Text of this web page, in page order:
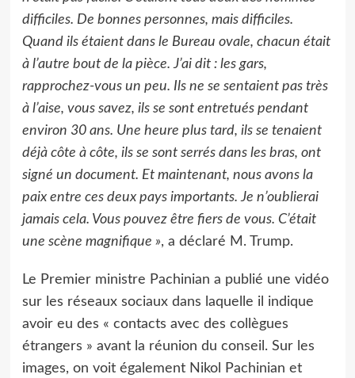
difficiles. De bonnes personnes, mais difficiles.
Quand ils étaient dans le Bureau ovale, chacun était
à l’autre bout de la pièce. J’ai dit : les gars,
rapprochez-vous un peu. Ils ne se sentaient pas très
à l’aise, vous savez, ils se sont entretués pendant
environ 30 ans. Une heure plus tard, ils se tenaient
déjà côte à côte, ils se sont serrés dans les bras, ont
signé un document. Et maintenant, nous avons la
paix entre ces deux pays importants. Je n’oublierai
jamais cela. Vous pouvez être fiers de vous. C’était
une scène magnifique », a déclaré M. Trump.
Le Premier ministre Pachinian a publié une vidéo
sur les réseaux sociaux dans laquelle il indique
avoir eu des « contacts avec des collègues
étrangers » avant la réunion du conseil. Sur les
images, on voit également Nikol Pachinian et